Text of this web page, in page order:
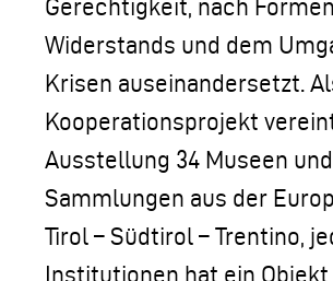
Gerechtigkeit, nach
Widerstands und dem
Krisen auseinandersetzt.
Kooperationsprojekt
Ausstellung 34 Museen und
Sammlungen aus der
Tirol – Südtirol – Trentino,
Institutionen hat ein Objekt